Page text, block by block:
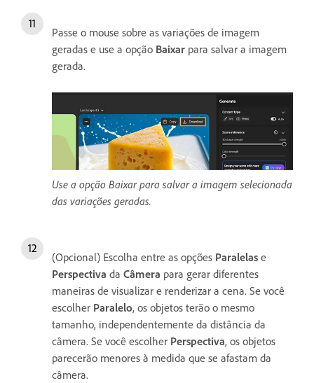
Passe o mouse sobre as variações de imagem
geradas e use a opção Baixar para salvar a imagem
gerada.
Use a opção Baixar para salvar a imagem selecionada
das variações geradas.
(Opcional) Escolha entre as opções Paralelas e
Perspectiva da Câmera para gerar diferentes
maneiras de visualizar e renderizar a cena. Se você
escolher Paralelo, os objetos terão o mesmo
tamanho, independentemente da distância da
câmera. Se você escolher Perspectiva, os objetos
parecerão menores à medida que se afastam da
câmera.